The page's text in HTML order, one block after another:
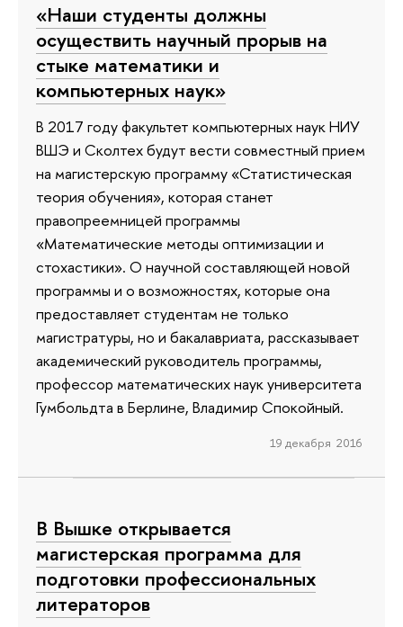
«Наши студенты должны
осуществить научный прорыв на
стыке математики и
компьютерных наук»
В 2017 году факультет компьютерных наук НИУ
ВШЭ и Сколтех будут вести совместный прием
на магистерскую программу «Статистическая
теория обучения», которая станет
правопреемницей программы
«Математические методы оптимизации и
стохастики». О научной составляющей новой
программы и о возможностях, которые она
предоставляет студентам не только
магистратуры, но и бакалавриата, рассказывает
академический руководитель программы,
профессор математических наук университета
Гумбольдта в Берлине, Владимир Спокойный.
19 декабря 2016
В Вышке открывается
магистерская программа для
подготовки профессиональных
литераторов